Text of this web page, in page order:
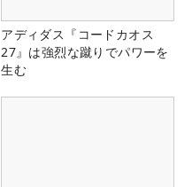
アディダス『コードカオス
27』は強烈な蹴りでパワーを
生む